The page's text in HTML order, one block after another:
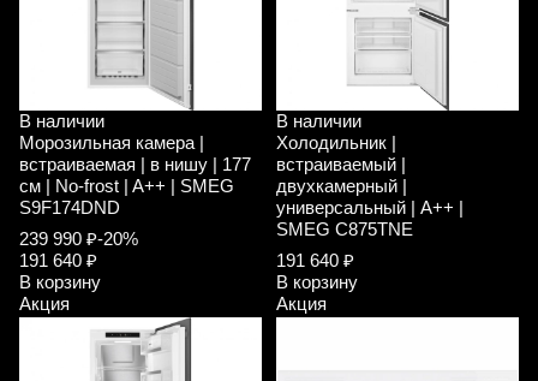
В наличии
Морозильная камера |
встраиваемая | в нишу | 177
см | No-frost | A++ | SMEG
S9F174DND
239 990 ₽-20%
191 640 ₽
В корзину
Акция
В наличии
Холодильник |
встраиваемый |
двухкамерный |
универсальный | A++ |
SMEG C875TNE
191 640 ₽
В корзину
Акция